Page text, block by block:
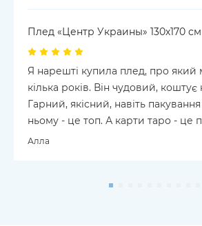
Плед «Центр Украины» 130х170 см
Я нарешті купила плед, про який
кілька років. Він чудовий, коштує
Гарний, якісний, навіть
ньому - це топ. А карти таро - це
для мого ментального здоров’я.
Алла